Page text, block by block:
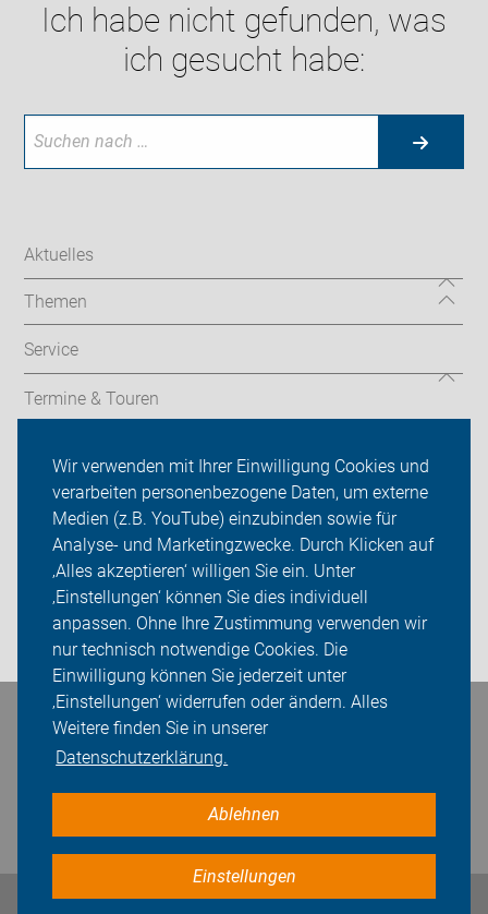
Wir verwenden mit Ihrer Einwilligung Cookies und
verarbeiten personenbezogene Daten, um externe
Medien (z.B. YouTube) einzubinden sowie für
Analyse- und Marketingzwecke. Durch Klicken auf
‚Alles akzeptieren‘ willigen Sie ein. Unter
‚Einstellungen‘ können Sie dies individuell
anpassen. Ohne Ihre Zustimmung verwenden wir
nur technisch notwendige Cookies. Die
Einwilligung können Sie jederzeit unter
‚Einstellungen‘ widerrufen oder ändern. Alles
Weitere finden Sie in unserer
Datenschutzerklärung.
Ablehnen
Einstellungen
Ich habe nicht gefunden, was
ich gesucht habe:
Aktuelles
Themen
Service
Termine & Touren
ADFC Siegen-Wittgenstein
Sei dabei
Presse
Login
Bleiben Sie in Kontakt